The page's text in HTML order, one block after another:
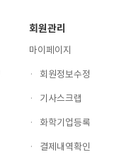
회원관리
마이페이지
·
회원정보수정
·
기사스크랩
·
화학기업등록
·
결제내역확인